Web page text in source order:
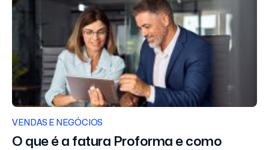
VENDAS E NEGÓCIOS
O que é a fatura Proforma e como